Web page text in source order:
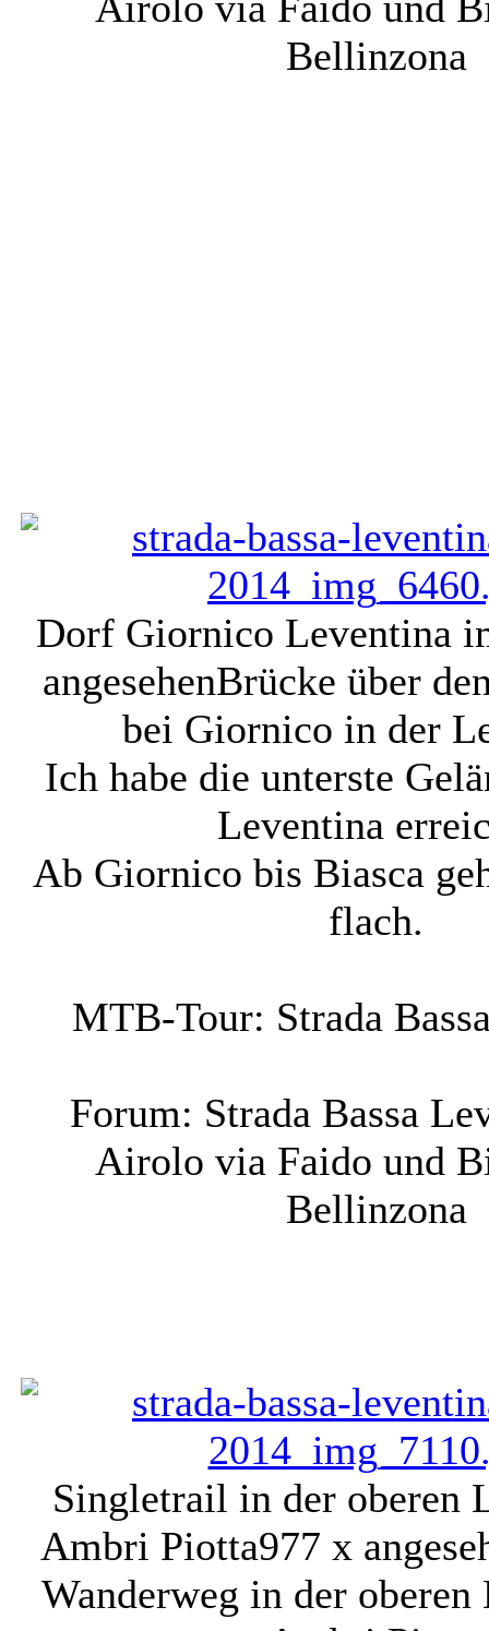
Bellinzona
Dorf Giornico Leventina
angesehenBrücke über
bei Giornico in der
Ich habe die unterste
Leventina
Ab Giornico bis Biasca
flach.
MTB-Tour: Strada
Forum: Strada Bassa
Airolo via Faido und
Bellinzona
Singletrail in der oberen
Ambri Piotta977 x
Wanderweg in der